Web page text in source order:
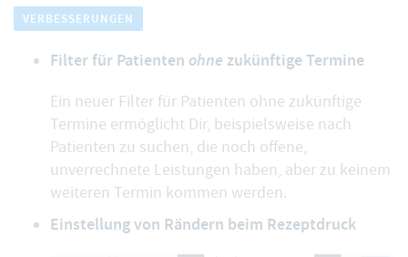
VERBESSERUNGEN
Filter für Patienten ohne zukünftige Termine
Ein neuer Filter für Patienten ohne zukünftige
Termine ermöglicht Dir, beispielsweise nach
Patienten zu suchen, die noch offene,
unverrechnete Leistungen haben, aber zu keinem
weiteren Termin kommen werden.
Einstellung von Rändern beim Rezeptdruck